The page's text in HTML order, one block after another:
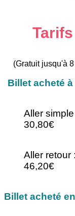
Tarifs
(Gratuit jusqu'à
Billet acheté à
Aller simple
30,80€
Aller retour :
46,20€
Billet acheté